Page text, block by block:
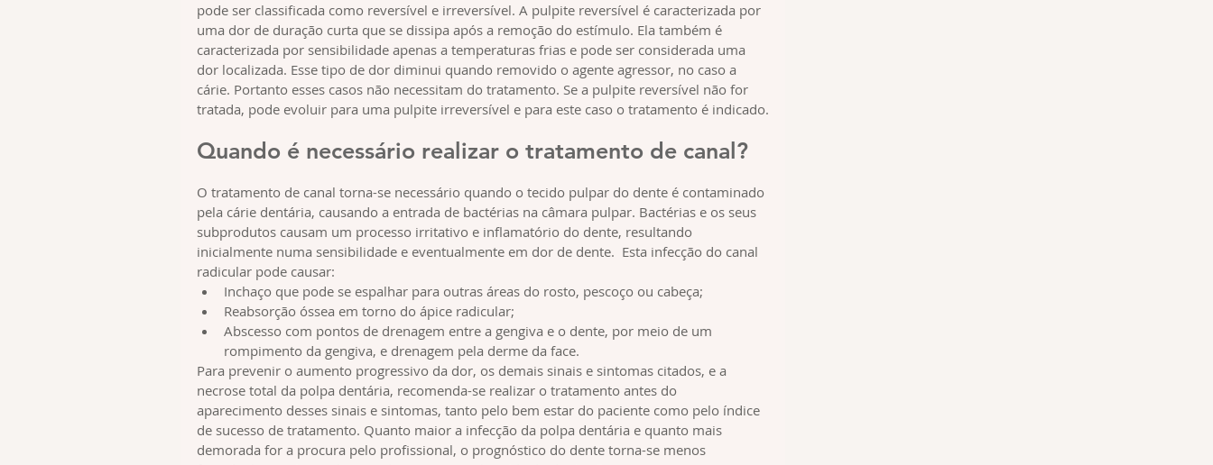
pode ser classificada como reversível e irreversível. A pulpite reversível é caracterizada por
uma dor de duração curta que se dissipa após a remoção do estímulo. Ela também é
caracterizada por sensibilidade apenas a temperaturas frias e pode ser considerada uma
dor localizada. Esse tipo de dor diminui quando removido o agente agressor, no caso a
cárie. Portanto esses casos não necessitam do tratamento. Se a pulpite reversível não for
tratada, pode evoluir para uma pulpite irreversível e para este caso o tratamento é indicado.
Quando é necessário realizar o tratamento de canal?
O tratamento de canal torna-se necessário quando o tecido pulpar do dente é contaminado
pela cárie dentária, causando a entrada de bactérias na câmara pulpar. Bactérias e os seus
subprodutos causam um processo irritativo e inflamatório do dente, resultando
inicialmente numa sensibilidade e eventualmente em dor de dente.  Esta infecção do canal
radicular pode causar:
Inchaço que pode se espalhar para outras áreas do rosto, pescoço ou cabeça;
Reabsorção óssea em torno do ápice radicular;
Abscesso com pontos de drenagem entre a gengiva e o dente, por meio de um
rompimento da gengiva, e drenagem pela derme da face.
Para prevenir o aumento progressivo da dor, os demais sinais e sintomas citados, e a
necrose total da polpa dentária, recomenda-se realizar o tratamento antes do
aparecimento desses sinais e sintomas, tanto pelo bem estar do paciente como pelo índice
de sucesso de tratamento. Quanto maior a infecção da polpa dentária e quanto mais
demorada for a procura pelo profissional, o prognóstico do dente torna-se menos